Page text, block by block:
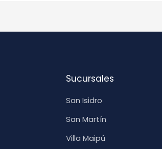
Sucursales
San Isidro
San Martín
Villa Maipú